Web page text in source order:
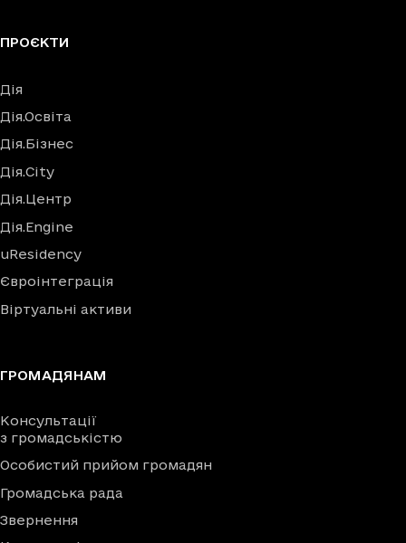
ПРОЄКТИ
Дія
Дія.Освіта
Дія.Бізнес
Дія.City
Дія.Центр
Дія.Engine
uResidency
Євроінтеграція
Віртуальні активи
ГРОМАДЯНАМ
Консультації
з громадськістю
Особистий прийом громадян
Громадська рада
Звернення